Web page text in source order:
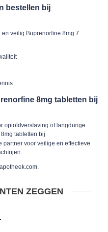
bestellen bij
en veilig Buprenorfine 8mg 7
8mg tabletten bij
opioïdverslaving of langdurige
tabletten bij
partner voor veilige en effectieve
ZEGGEN